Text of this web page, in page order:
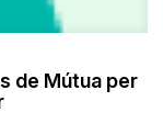
de Mútua per